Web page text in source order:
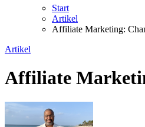
Start
Artikel
Affiliate Marketing:
Artikel
Affiliate